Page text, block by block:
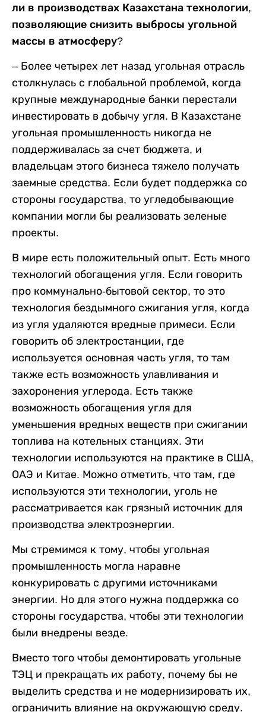
ли в производствах Казахстана технологии,
позволяющие снизить выбросы угольной
массы в атмосферу?
– Более четырех лет назад угольная отрасль
столкнулась с глобальной проблемой, когда
крупные международные банки перестали
инвестировать в добычу угля. В Казахстане
угольная промышленность никогда не
поддерживалась за счет бюджета, и
владельцам этого бизнеса тяжело получать
заемные средства. Если будет поддержка со
стороны государства, то угледобывающие
компании могли бы реализовать зеленые
проекты.
В мире есть положительный опыт. Есть много
технологий обогащения угля. Если говорить
про коммунально-бытовой сектор, то это
технология бездымного сжигания угля, когда
из угля удаляются вредные примеси. Если
говорить об электростанции, где
используется основная часть угля, то там
также есть возможность улавливания и
захоронения углерода. Есть также
возможность обогащения угля для
уменьшения вредных веществ при сжигании
топлива на котельных станциях. Эти
технологии используются на практике в США,
ОАЭ и Китае. Можно отметить, что там, где
используются эти технологии, уголь не
рассматривается как грязный источник для
производства электроэнергии.
Мы стремимся к тому, чтобы угольная
промышленность могла наравне
конкурировать с другими источниками
энергии. Но для этого нужна поддержка со
стороны государства, чтобы эти технологии
были внедрены везде.
Вместо того чтобы демонтировать угольные
ТЭЦ и прекращать их работу, почему бы не
выделить средства и не модернизировать их,
ограничить влияние на окружающую среду.